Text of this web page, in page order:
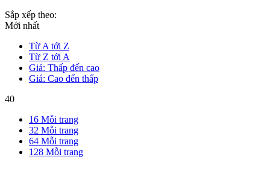
Sắp xếp theo:
Mới nhất
Từ A tới Z
Từ Z tới A
Giá: Thấp đến cao
Giá: Cao đến thấp
40
16 Mỗi trang
32 Mỗi trang
64 Mỗi trang
128 Mỗi trang